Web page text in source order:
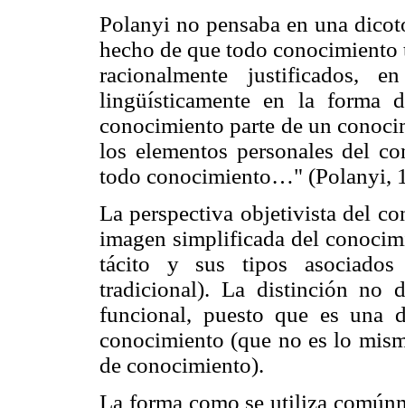
Polanyi no pensaba en una
hecho de que todo
racionalmente justificados,
lingüísticamente en la forma
conocimiento parte de un
los elementos personales del
todo conocimiento…" (Polanyi,
La perspectiva objetivista del
imagen simplificada del
tácito y sus tipos
tradicional). La distinción no
funcional, puesto que es una
conocimiento (que no es lo
de conocimiento).
La forma como se utiliza